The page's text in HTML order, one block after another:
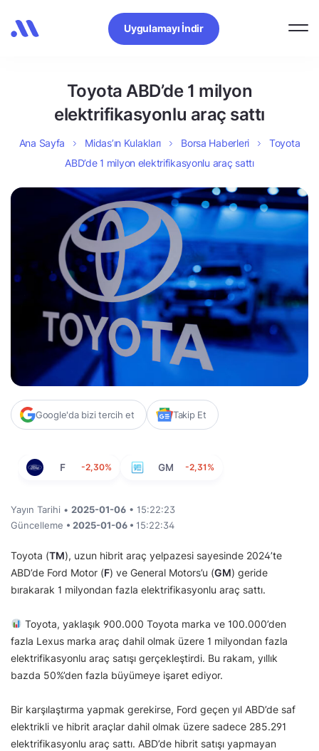
Uygulamayı İndir
Toyota ABD’de 1 milyon
elektrifikasyonlu araç sattı
Ana Sayfa Midas’ın Kulakları Borsa Haberleri
Toyota
ABD’de 1 milyon elektrifikasyonlu araç sattı
Google'da bizi tercih et Takip Et
F -2,30% GM -2,31%
Yayın Tarihi • 2025-01-06 • 15:22:23
Güncelleme • 2025-01-06 • 15:22:34
Toyota (TM), uzun hibrit araç yelpazesi sayesinde 2024’te
ABD’de Ford Motor (F) ve General Motors’u (GM) geride
bırakarak 1 milyondan fazla elektrifikasyonlu araç sattı.
Toyota, yaklaşık 900.000 Toyota marka ve 100.000’den
fazla Lexus marka araç dahil olmak üzere 1 milyondan fazla
elektrifikasyonlu araç satışı gerçekleştirdi. Bu rakam, yıllık
bazda 50%’den fazla büyümeye işaret ediyor.
Bir karşılaştırma yapmak gerekirse, Ford geçen yıl ABD’de saf
elektrikli ve hibrit araçlar dahil olmak üzere sadece 285.291
elektrifikasyonlu araç sattı. ABD’de hibrit satışı yapmayan